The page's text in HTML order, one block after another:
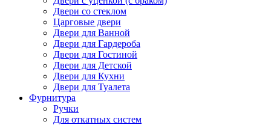
Двери со стеклом
Царговые двери
Двери для Ванной
Двери для Гардероба
Двери для Гостиной
Двери для Детской
Двери для Кухни
Двери для Туалета
Фурнитура
Ручки
Для откатных систем